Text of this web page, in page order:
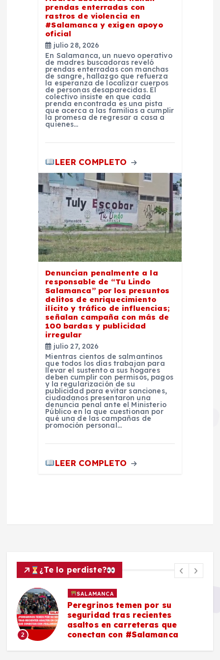
prendas enterradas con
rastros de violencia en
#Salamanca y exigen apoyo
oficial
julio 28, 2026
En Salamanca, un nuevo operativo
de madres buscadoras reveló
prendas enterradas con manchas
de sangre, hallazgo que refuerza
la esperanza de localizar cuerpos
de personas desaparecidas. El
colectivo insiste en que cada
prenda encontrada es una pista
que acerca a las familias a cumplir
la promesa de regresar a casa a
quienes…
LEER COMPLETO
Denuncian penalmente a la
responsable de “Tu Lindo
Salamanca” por los presuntos
delitos de enriquecimiento
ilícito y tráfico de influencias;
señalan campaña con más de
100 bardas y publicidad
irregular
julio 27, 2026
Mientras cientos de salmantinos
que todos los días trabajan para
llevar el sustento a sus hogares
deben cumplir con permisos, pagos
y la regularización de su
publicidad para evitar sanciones,
ciudadanos presentaron una
denuncia penal ante el Ministerio
Público en la que cuestionan por
qué una de las campañas de
promoción personal…
LEER COMPLETO
¿Te lo perdiste?
2
SALAMANCA
Peregrinos temen por su
seguridad tras recientes
asaltos en carreteras que
conectan con #Salamanca